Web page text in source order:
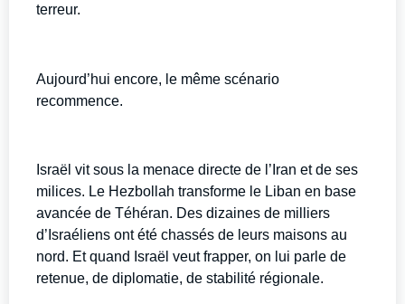
terreur.
Aujourd’hui encore, le même scénario
recommence.
Israël vit sous la menace directe de l’Iran et de ses
milices. Le Hezbollah transforme le Liban en base
avancée de Téhéran. Des dizaines de milliers
d’Israéliens ont été chassés de leurs maisons au
nord. Et quand Israël veut frapper, on lui parle de
retenue, de diplomatie, de stabilité régionale.